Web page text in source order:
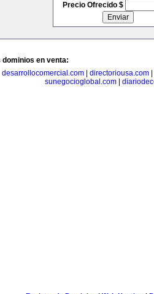
Precio Ofrecido $
dominios en venta:
desarrollocomercial.com
directoriousa.com
sunegocioglobal.com|